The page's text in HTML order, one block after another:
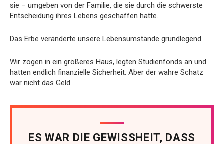
sie – umgeben von der Familie, die sie durch die schwerste
Entscheidung ihres Lebens geschaffen hatte.
Das Erbe veränderte unsere Lebensumstände grundlegend.
Wir zogen in ein größeres Haus, legten Studienfonds an und
hatten endlich finanzielle Sicherheit. Aber der wahre Schatz
war nicht das Geld.
ES WAR DIE GEWISSHEIT, DASS